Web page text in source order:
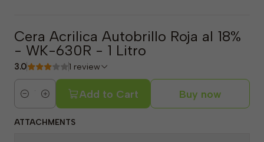
Cera Acrilica Autobrillo Roja al 18%
- WK-630R - 1 Litro
3.0 1 review
Quantity
Add to Cart Buy now
ATTACHMENTS